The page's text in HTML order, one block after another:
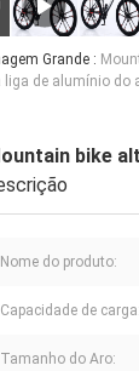
Grande :
liga de alumínio do
bike
Nome do produto:
Capacidade de carga:
Tamanho do Aro: